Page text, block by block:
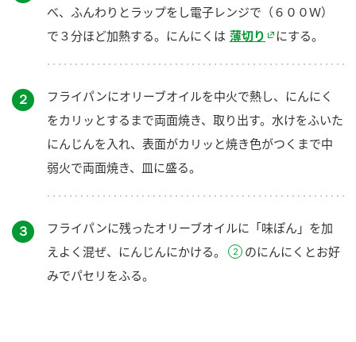
べ、ふんわりとラップをし電子レンジで（６００Ｗ）
で３分ほど加熱する。にんにくは 薄切り にする。
２
フライパンにオリーブオイルを中火で熱し、にんにく
をカリッとするまで両面焼き、取り出す。水けをふいた
にんじんを入れ、表面がカリッと焼き色がつくまで中
弱火で両面焼き、皿に盛る。
３
フライパンに残ったオリーブオイルに「味ぽん」を加
えよく混ぜ、にんじんにかける。
のにんにくとお好
みでパセリをふる。